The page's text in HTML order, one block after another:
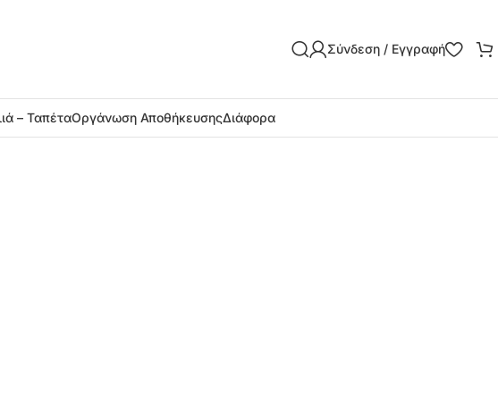
Σύνδεση / Εγγραφή
– ΤαπέταΟργάνωση ΑποθήκευσηςΔιάφορα